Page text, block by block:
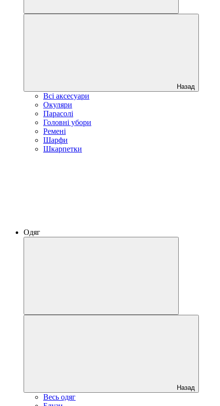
Назад
Всі аксесуари
Окуляри
Парасолі
Головні убори
Ремені
Шарфи
Шкарпетки
Одяг
Назад
Весь одяг